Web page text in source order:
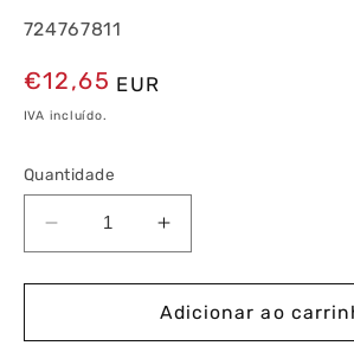
724767811
Preço
normal
€12,65 EUR
IVA incluído.
Quantidade
Diminuir
a
quantidade
Detector
Aumentar
a
quantidade
de
Detector
Adicionar ao